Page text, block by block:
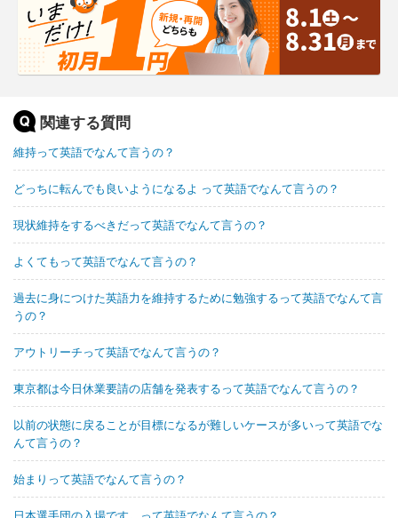
関連する質問
維持って英語でなんて言うの？
どっちに転んでも良いようになるよ って英語でなんて言うの？
現状維持をするべきだって英語でなんて言うの？
よくてもって英語でなんて言うの？
過去に身につけた英語力を維持するために勉強するって英語でなんて言
うの？
アウトリーチって英語でなんて言うの？
東京都は今日休業要請の店舗を発表するって英語でなんて言うの？
以前の状態に戻ることが目標になるが難しいケースが多いって英語でな
んて言うの？
始まりって英語でなんて言うの？